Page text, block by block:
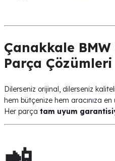
Çanakkale
Parça Çözümleri
Dilerseniz orijinal, dilerseniz
hem bütçenize hem aracınıza
Her parça tam uyum